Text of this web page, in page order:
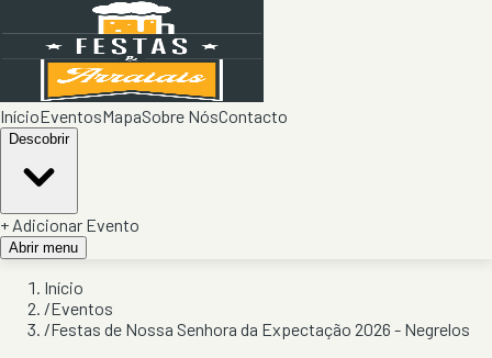
InícioEventosMapaSobre NósContacto
Descobrir
+ Adicionar Evento
Abrir menu
Início
/Eventos
/Festas de Nossa Senhora da Expectação 2026 - Negrelos